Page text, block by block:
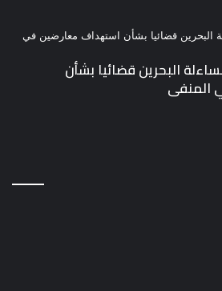
البحرين قضائيا بشأن
المنفى